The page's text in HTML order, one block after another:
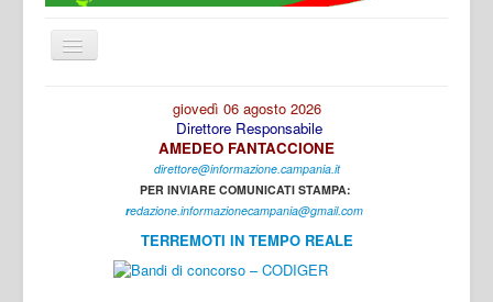
Cambia
navigazione
giovedì 06 agosto 2026
Direttore Responsabile
AMEDEO FANTACCIONE
direttore@informazione.campania.it
PER INVIARE COMUNICATI STAMPA:
redazione.informazionecampania@gmail.com
TERREMOTI IN TEMPO REALE